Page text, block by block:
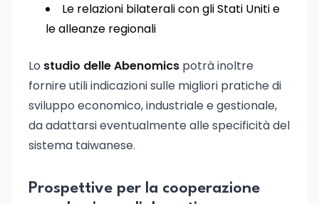
Le relazioni bilaterali con gli Stati Uniti e
le alleanze regionali
Lo studio delle Abenomics potrà inoltre
fornire utili indicazioni sulle migliori pratiche di
sviluppo economico, industriale e gestionale,
da adattarsi eventualmente alle specificità del
sistema taiwanese.
Prospettive per la cooperazione